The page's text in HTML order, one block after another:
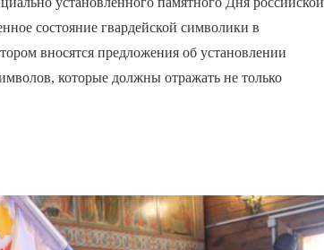
состояние гвардейской символики в
вносятся предложения об установлении
которые должны отражать не только